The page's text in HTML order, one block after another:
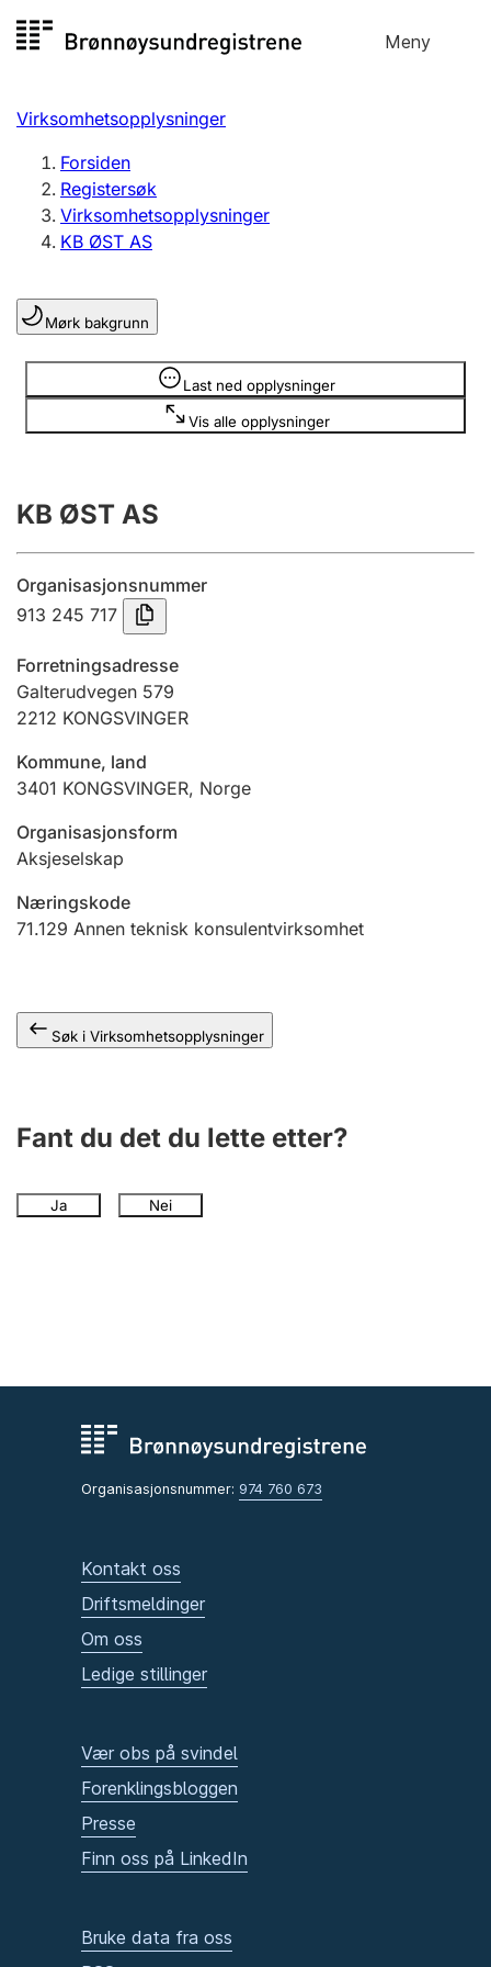
til
Meny
Registersøk
Aksjeselskap
Enkeltpersonforetak
Registrere, endre, slette
Lag og forening
Registrere, endre, slette
Årsregnskap
Innsending og forsinkelsesgebyr
Tinglysing
Jeger
Ektepaktveileder
Offentlig sektor
Virksomhetsopplysninger
Forsiden
Registersøk
Virksomhetsopplysninger
KB ØST AS
Mørk bakgrunn
Last ned opplysninger
Vis alle opplysninger
Opplysninger er skjult
KB ØST AS
Organisasjonsnummer
913 245 717
Forretningsadresse
Galterudvegen 579
2212 KONGSVINGER
Kommune, land
3401 KONGSVINGER, Norge
Organisasjonsform
Aksjeselskap
Næringskode
71.129 Annen teknisk konsulentvirksomhet
Søk i Virksomhetsopplysninger
Fant du det du lette etter?
Ja Nei
Organisasjonsnummer: 974 760 673
Kontakt oss
Driftsmeldinger
Om oss
Ledige stillinger
Vær obs på svindel
Forenklingsbloggen
Presse
Finn oss på LinkedIn
Bruke data fra oss